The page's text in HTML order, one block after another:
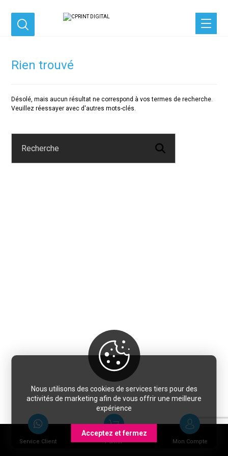
Rien trouvé
Désolé, mais aucun résultat ne correspond à vos termes de recherche.
Veuillez réessayer avec d'autres mots-clés.
Service Client Panier Mon Compte
Nous utilisons des cookies de services tiers pour des
activités de marketing afin de vous offrir une meilleure
expérience
Acceptez et fermez